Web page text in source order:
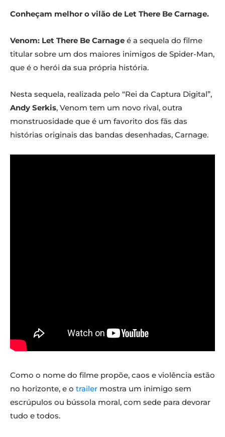
Conheçam melhor o vilão de Let There Be Carnage.
Venom: Let There Be Carnage é a sequela do filme
titular sobre um dos maiores inimigos de Spider-Man,
que é o herói da sua própria história.
Nesta sequela, realizada pelo “Rei da Captura Digital”,
Andy Serkis, Venom tem um novo rival, outra
monstruosidade que é um favorito dos fãs das
histórias originais das bandas desenhadas, Carnage.
Como o nome do filme propõe, caos e violência estão
no horizonte, e o trailer mostra um inimigo sem
escrúpulos ou bússola moral, com sede para devorar
tudo e todos.